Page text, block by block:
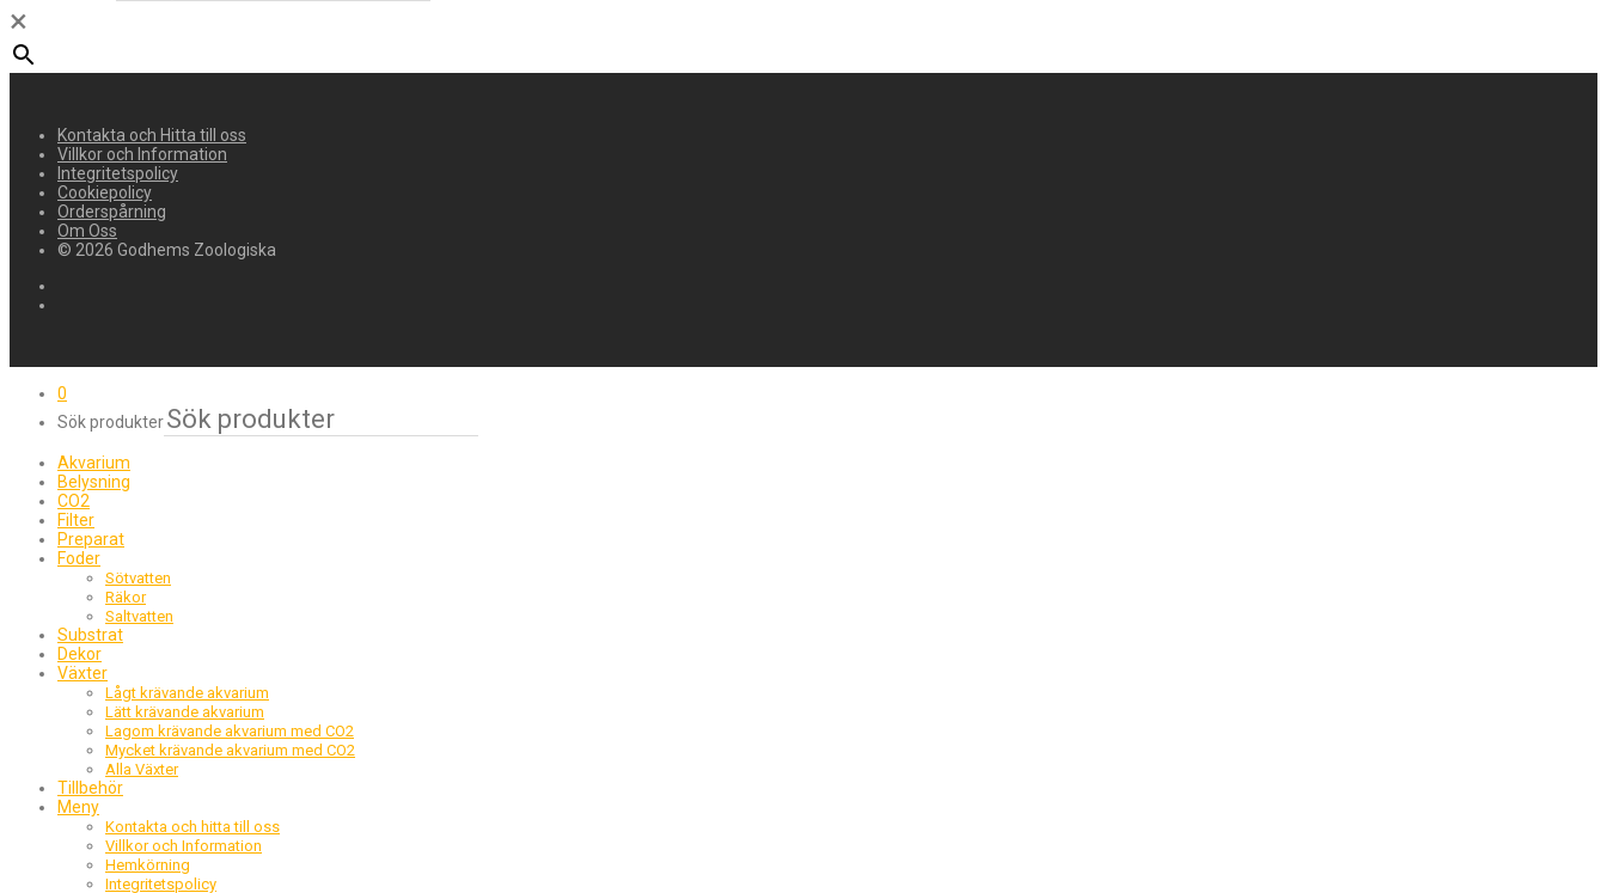
×
Kontakta och Hitta till oss
Villkor och Information
Integritetspolicy
Cookiepolicy
Orderspårning
Om Oss
© 2026 Godhems Zoologiska
0
Sök produkter
Akvarium
Belysning
CO2
Filter
Preparat
Foder
Sötvatten
Räkor
Saltvatten
Substrat
Dekor
Växter
Lågt krävande akvarium
Lätt krävande akvarium
Lagom krävande akvarium med CO2
Mycket krävande akvarium med CO2
Alla Växter
Tillbehör
Meny
Kontakta och hitta till oss
Villkor och Information
Hemkörning
Integritetspolicy